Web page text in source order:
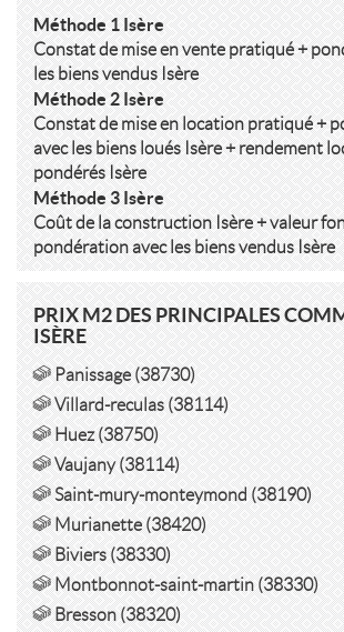
Méthode 1 Isère
Constat de mise en vente pratiqué +
les biens vendus Isère
Méthode 2 Isère
Constat de mise en location pratiqué +
avec les biens loués Isère + rendement
pondérés Isère
Méthode 3 Isère
Coût de la construction Isère + valeur
pondération avec les biens vendus Isère
PRIX M2 DES PRINCIPALES
ISÈRE
Panissage (38730)
Villard-reculas (38114)
Huez (38750)
Vaujany (38114)
Saint-mury-monteymond (38190)
Murianette (38420)
Biviers (38330)
Montbonnot-saint-martin (38330)
Bresson (38320)